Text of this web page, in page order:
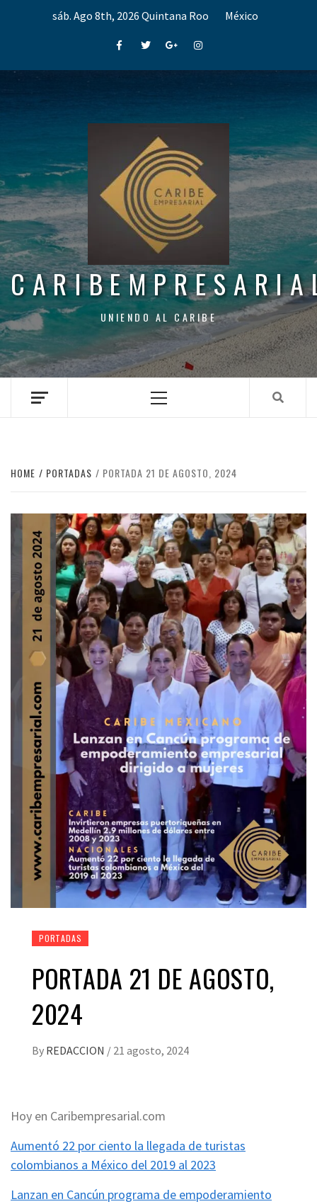
sáb. Ago 8th, 2026 Quintana Roo México
FacebookTwitterGoogle+Instagram
UNIENDO AL CARIBE
Menu
HOME PORTADAS PORTADA 21 DE AGOSTO, 2024
PORTADAS
PORTADA 21 DE AGOSTO,
2024
By REDACCION / 21 agosto, 2024
Hoy en Caribempresarial.com
Aumentó 22 por ciento la llegada de turistas
colombianos a México del 2019 al 2023
Lanzan en Cancún programa de empoderamiento